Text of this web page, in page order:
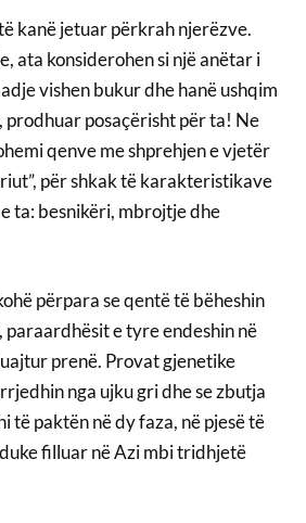
kanë jetuar përkrah njerëzve.
ata konsiderohen si një anëtar i
vishen bukur dhe hanë ushqim
posaçërisht për ta! Ne
qenve me shprehjen e vjetër
për shkak të karakteristikave
ta: besnikëri, mbrojtje dhe
përpara se qentë të bëheshin
paraardhësit e tyre endeshin në
prenë. Provat gjenetike
nga ujku gri dhe se zbutja
të paktën në dy faza, në pjesë të
filluar në Azi mbi tridhjetë